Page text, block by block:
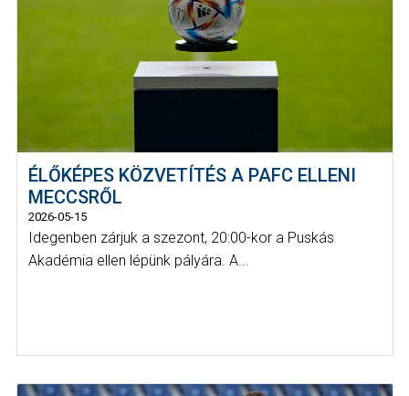
ÉLŐKÉPES KÖZVETÍTÉS A PAFC ELLENI
MECCSRŐL
2026-05-15
Idegenben zárjuk a szezont, 20:00-kor a Puskás
Akadémia ellen lépünk pályára. A...